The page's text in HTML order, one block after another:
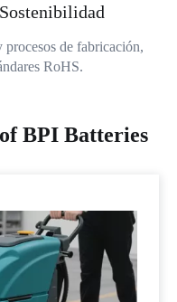
de fabricación,
RoHS.
BPI Batteries